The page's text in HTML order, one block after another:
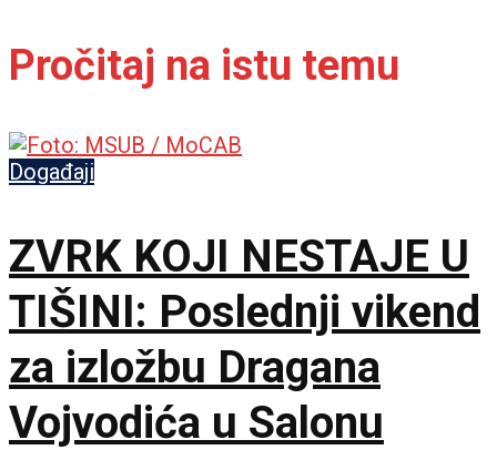
Pročitaj na istu temu
Događaji
ZVRK KOJI NESTAJE U
TIŠINI: Poslednji vikend
za izložbu Dragana
Vojvodića u Salonu